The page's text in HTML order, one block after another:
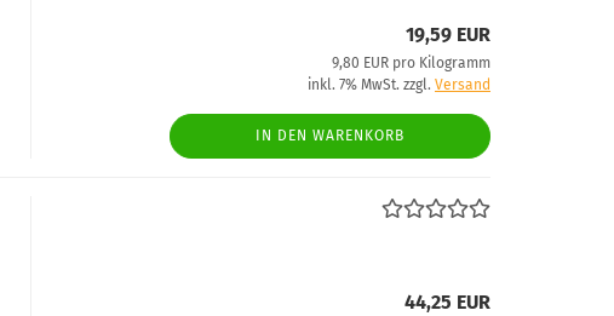
19,59 EUR
9,80 EUR pro Kilogramm
inkl. 7% MwSt. zzgl. Versand
IN DEN WARENKORB
44,25 EUR